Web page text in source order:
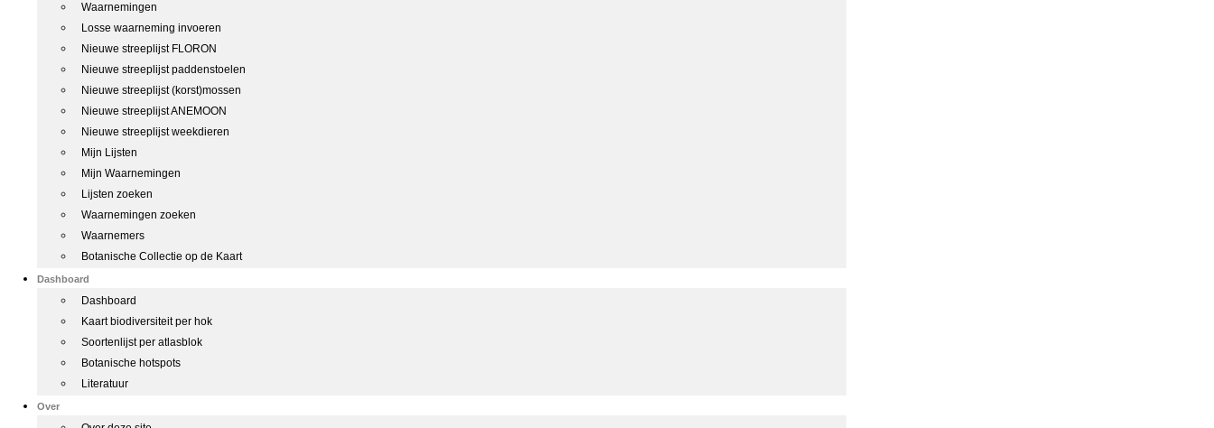
Waarnemingen
Losse waarneming invoeren
Nieuwe streeplijst FLORON
Nieuwe streeplijst paddenstoelen
Nieuwe streeplijst (korst)mossen
Nieuwe streeplijst ANEMOON
Nieuwe streeplijst weekdieren
Mijn Lijsten
Mijn Waarnemingen
Lijsten zoeken
Waarnemingen zoeken
Waarnemers
Botanische Collectie op de Kaart
Dashboard
Dashboard
Kaart biodiversiteit per hok
Soortenlijst per atlasblok
Botanische hotspots
Literatuur
Over